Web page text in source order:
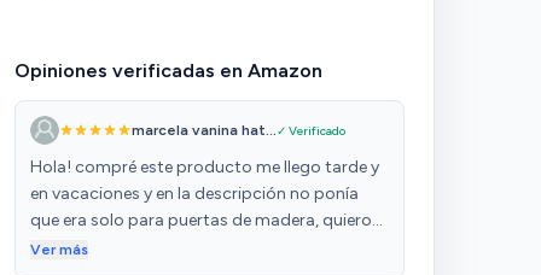
Opiniones verificadas en Amazon
marcela vanina hat...✓ Verificado
Hola! compré este producto me llego tarde y
en vacaciones y en la descripción no ponía
que era solo para puertas de madera, quiero
hablar con la persona que vende el producto
Ver más